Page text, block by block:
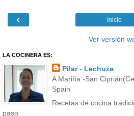
‹ Inicio
Ver versión
LA COCINERA ES:
Pilar - Lechuza
A Mariña -San
Spain
Recetas de cocina
paso